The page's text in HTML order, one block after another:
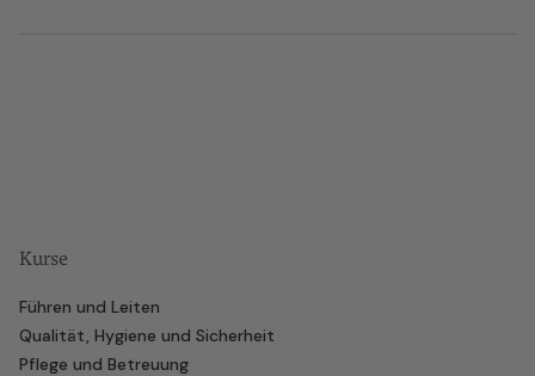
Kurse
Führen und Leiten
Qualität, Hygiene und Sicherheit
Pflege und Betreuung